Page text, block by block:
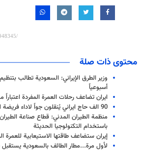
محتوى ذات صلة
أسبوعياً
ايران تضاعف رحلات العمرة المفردة اعتباراً
90 الف حاج ايراني يُنقلون جواً لاداء فريضة الحج
منظمة الطيران المدني: قطاع صناعة
باستخدام التكنولوجيا الحديثة
إيران ستضاعف طاقتها الاستيعابية للعمرة
لأول مرة...مطار الطائف بالسعودية يستقبل